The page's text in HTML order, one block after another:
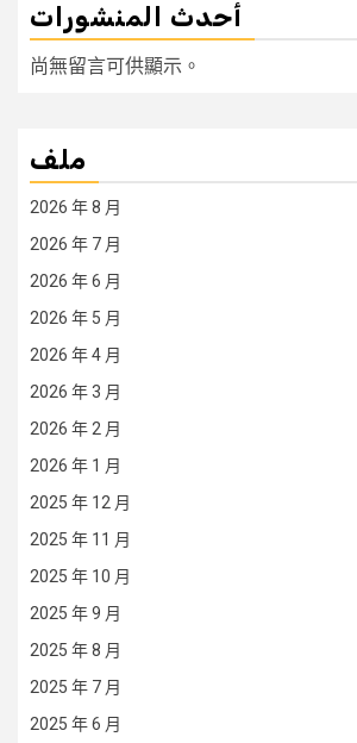
أحدث المنشورات
尚無留言可供顯示。
ملف
2026 年 8 月
2026 年 7 月
2026 年 6 月
2026 年 5 月
2026 年 4 月
2026 年 3 月
2026 年 2 月
2026 年 1 月
2025 年 12 月
2025 年 11 月
2025 年 10 月
2025 年 9 月
2025 年 8 月
2025 年 7 月
2025 年 6 月